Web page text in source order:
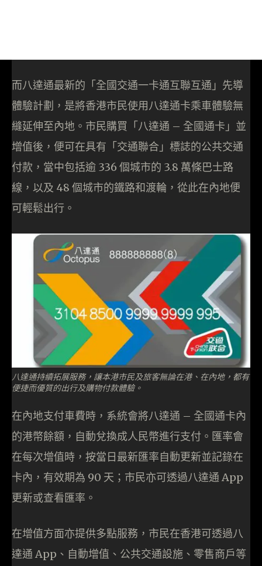
而八達通最新的「全國交通一卡通互聯互通」先導
體驗計劃，是將香港市民使用八達通卡乘車體驗無
縫延伸至內地。市民購買「八達通 – 全國通卡」並
增值後，便可在具有「交通聯合」標誌的公共交通
付款，當中包括逾 336 個城市的 3.8 萬條巴士路
線，以及 48 個城市的鐵路和渡輪，從此在內地便
可輕鬆出行。
八達通持續拓展服務，讓本港市民及旅客無論在港、在內地，都有
便捷而優質的出行及購物付款體驗。
在內地支付車費時，系統會將八達通 – 全國通卡內
的港幣餘額，自動兌換成人民幣進行支付。匯率會
在每次增值時，按當日最新匯率自動更新並記錄在
卡內，有效期為 90 天；市民亦可透過八達通 App
更新或查看匯率。
在增值方面亦提供多點服務，市民在香港可透過八
達通 App、自動增值、公共交通設施、零售商戶等